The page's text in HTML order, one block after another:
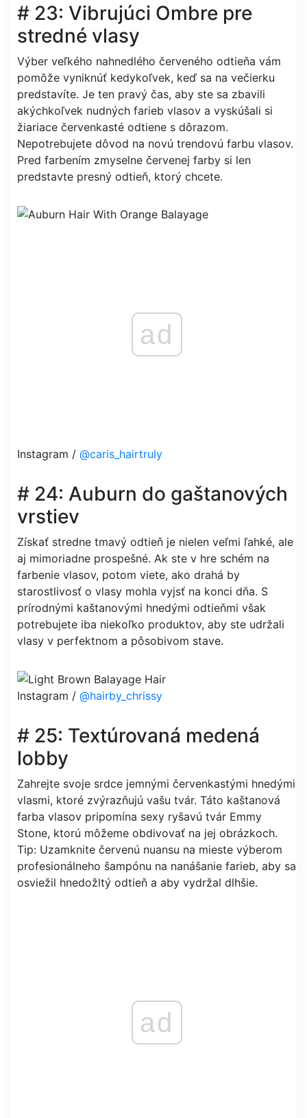
# 23: Vibrujúci Ombre pre
stredné vlasy
Výber veľkého nahnedlého červeného odtieňa vám
pomôže vyniknúť kedykoľvek, keď sa na večierku
predstavíte. Je ten pravý čas, aby ste sa zbavili
akýchkoľvek nudných farieb vlasov a vyskúšali si
žiariace červenkasté odtiene s dôrazom.
Nepotrebujete dôvod na novú trendovú farbu vlasov.
Pred farbením zmyselne červenej farby si len
predstavte presný odtieň, ktorý chcete.
ad
Instagram / @caris_hairtruly
# 24: Auburn do gaštanových
vrstiev
Získať stredne tmavý odtieň je nielen veľmi ľahké, ale
aj mimoriadne prospešné. Ak ste v hre schém na
farbenie vlasov, potom viete, ako drahá by
starostlivosť o vlasy mohla vyjsť na konci dňa. S
prírodnými kaštanovými hnedými odtieňmi však
potrebujete iba niekoľko produktov, aby ste udržali
vlasy v perfektnom a pôsobivom stave.
Instagram / @hairby_chrissy
# 25: Textúrovaná medená
lobby
Zahrejte svoje srdce jemnými červenkastými hnedými
vlasmi, ktoré zvýrazňujú vašu tvár. Táto kaštanová
farba vlasov pripomína sexy ryšavú tvár Emmy
Stone, ktorú môžeme obdivovať na jej obrázkoch.
Tip: Uzamknite červenú nuansu na mieste výberom
profesionálneho šampónu na nanášanie farieb, aby sa
osviežil hnedožltý odtieň a aby vydržal dlhšie.
ad